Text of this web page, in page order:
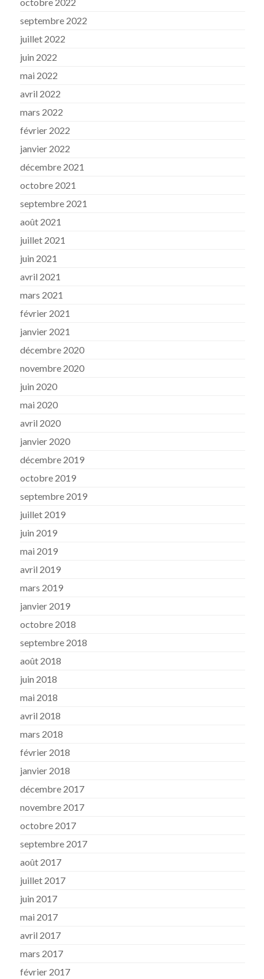
octobre 2022
septembre 2022
juillet 2022
juin 2022
mai 2022
avril 2022
mars 2022
février 2022
janvier 2022
décembre 2021
octobre 2021
septembre 2021
août 2021
juillet 2021
juin 2021
avril 2021
mars 2021
février 2021
janvier 2021
décembre 2020
novembre 2020
juin 2020
mai 2020
avril 2020
janvier 2020
décembre 2019
octobre 2019
septembre 2019
juillet 2019
juin 2019
mai 2019
avril 2019
mars 2019
janvier 2019
octobre 2018
septembre 2018
août 2018
juin 2018
mai 2018
avril 2018
mars 2018
février 2018
janvier 2018
décembre 2017
novembre 2017
octobre 2017
septembre 2017
août 2017
juillet 2017
juin 2017
mai 2017
avril 2017
mars 2017
février 2017